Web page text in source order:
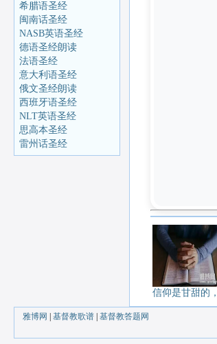
希腊语圣经
闽南话圣经
NASB英语圣经
德语圣经朗读
法语圣经
意大利语圣经
俄文圣经朗读
西班牙语圣经
NLT英语圣经
思高本圣经
雷州话圣经
信仰是甘甜的，
雅博网 | 基督教歌谱 | 基督教答题网